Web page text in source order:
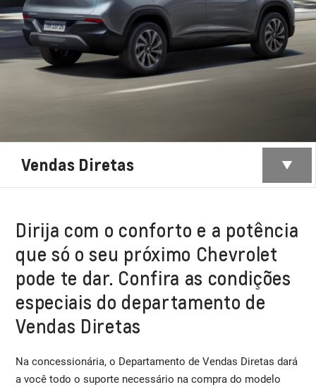
Vendas Diretas
Dirija com o conforto e a potência
que só o seu próximo Chevrolet
pode te dar. Confira as condições
especiais do departamento de
Vendas Diretas
Na concessionária, o Departamento de Vendas Diretas dará
a você todo o suporte necessário na compra do modelo